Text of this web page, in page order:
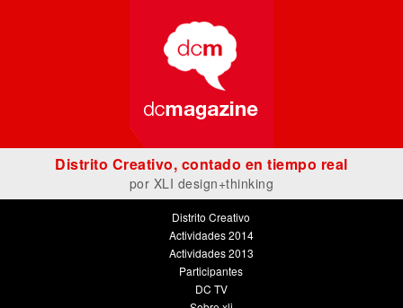
Distrito Creativo, contado en tiempo real
por XLI design+thinking
Distrito Creativo
Actividades 2014
Actividades 2013
Participantes
DC TV